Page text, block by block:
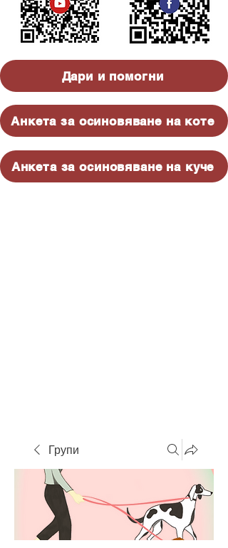
Дари и помогни
Анкета за осиновяване на коте
Анкета за осиновяване на куче
Групи